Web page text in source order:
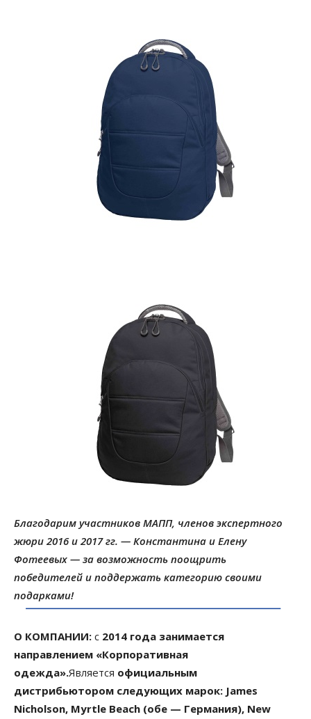
Благодарим участников МАПП, членов экспертного
жюри 2016 и 2017 гг. — Константина и Елену
Фотеевых — за возможность поощрить
победителей и поддержать категорию своими
подарками!
О КОМПАНИИ: с 2014 года занимается
направлением «Корпоративная
одежда».Является официальным
дистрибьютором следующих марок: James
Nicholson, Myrtle Beach (обе — Германия), New